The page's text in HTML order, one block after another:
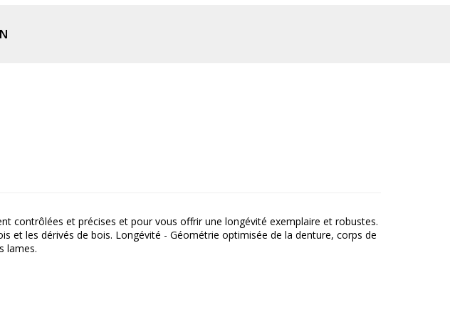
contrôlées et précises et pour vous offrir une longévité exemplaire et robustes.
et les dérivés de bois. Longévité - Géométrie optimisée de la denture, corps de
lames.